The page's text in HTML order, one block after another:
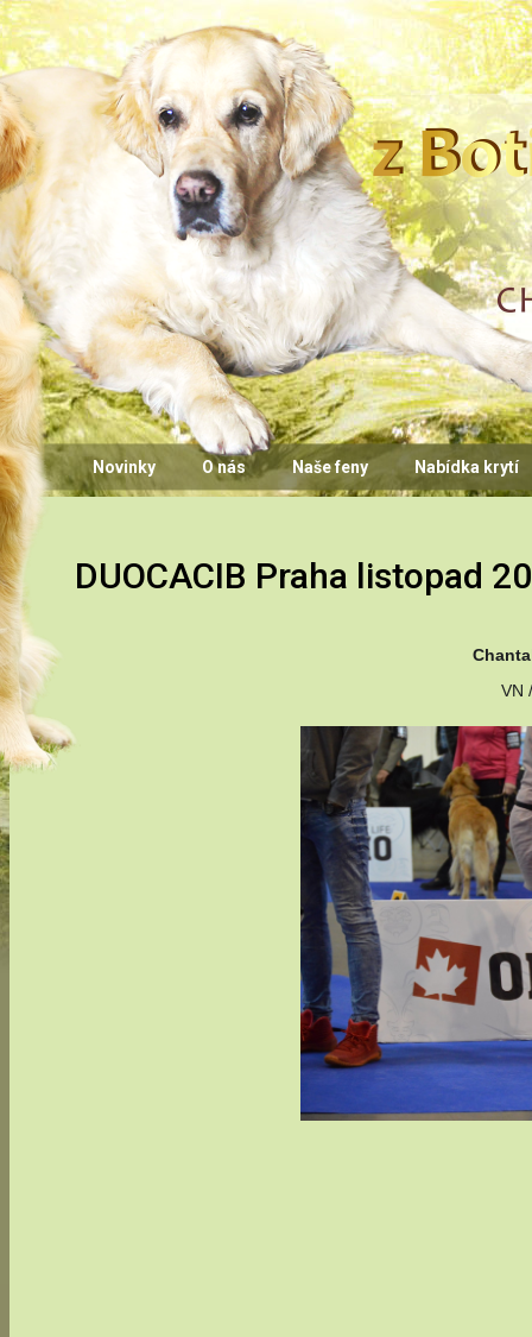
CHS z
Novinky O nás Naše feny Nabídka krytí
DUOCACIB Praha listopad
VN